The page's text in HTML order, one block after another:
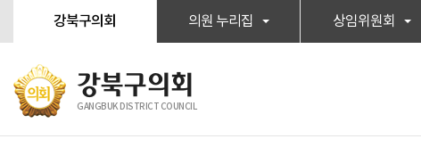
강북구의회
의원 누리집 상임위원회
강북구의회
GANGBUK DISTRICT COUNCIL